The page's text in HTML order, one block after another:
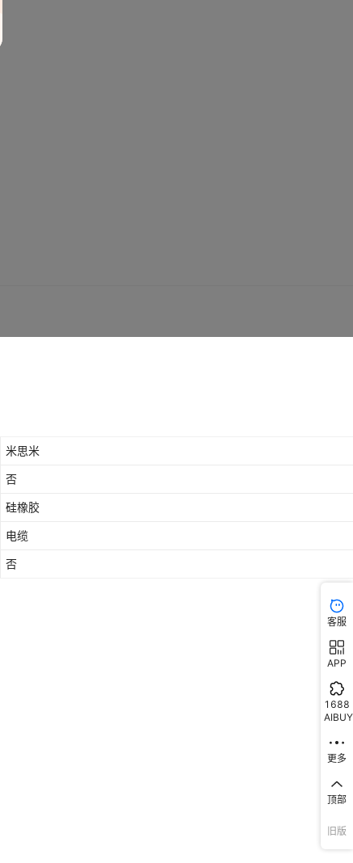
米思米
否
硅橡胶
电缆
否
客服
APP
1688
AIBUY
更多
顶部
旧版